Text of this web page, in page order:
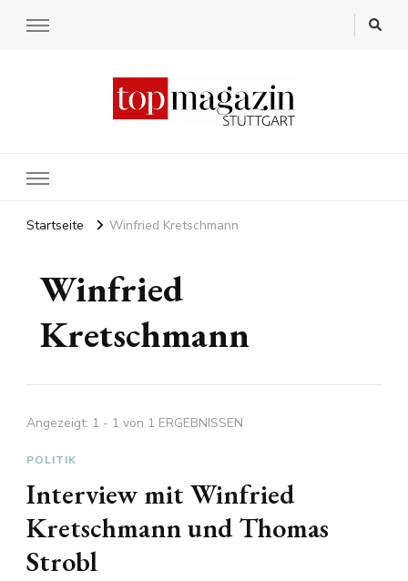
Startseite Winfried Kretschmann
Winfried
Kretschmann
Angezeigt: 1 - 1 von 1 ERGEBNISSEN
POLITIK
Interview mit Winfried
Kretschmann und Thomas
Strobl